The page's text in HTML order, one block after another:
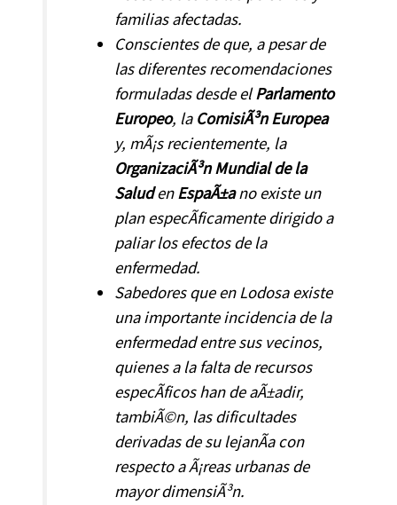
familias afectadas.
Conscientes de que, a pesar de
las diferentes recomendaciones
formuladas desde elParlamento
Europeo, la ComisiÃ³n Europea
y, mÃ¡s recientemente, la
OrganizaciÃ³n Mundial de la
SaludenEspaÃ±ano existe un
plan especÃ­ficamente dirigido a
paliar los efectos de la
enfermedad.
Sabedores que en Lodosa existe
una importante incidencia de la
enfermedad entre sus vecinos,
quienes a la falta de recursos
especÃ­ficos han de aÃ±adir,
tambiÃ©n, las dificultades
derivadas de su lejanÃ­a con
respecto a Ã¡reas urbanas de
mayor dimensiÃ³n.